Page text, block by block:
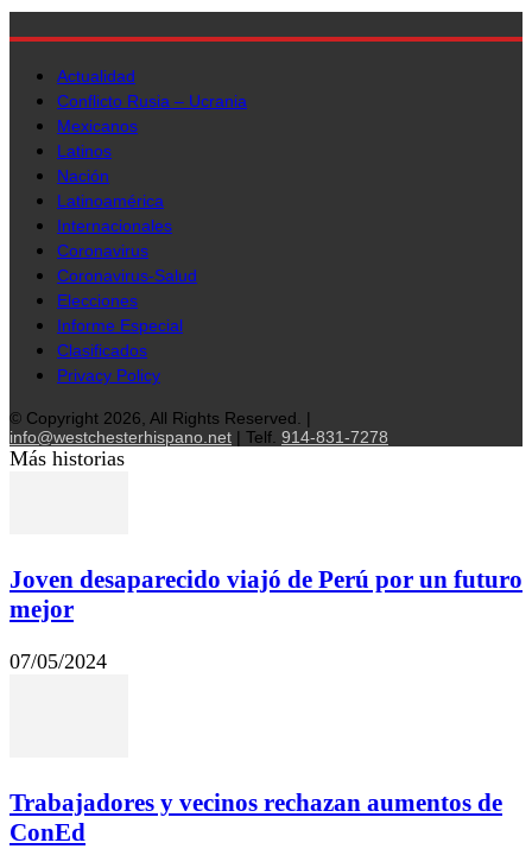
Actualidad
Conflicto Rusia – Ucrania
Mexicanos
Latinos
Nación
Latinoamérica
Internacionales
Coronavirus
Coronavirus-Salud
Elecciones
Informe Especial
Clasificados
Privacy Policy
© Copyright 2026, All Rights Reserved. |
info@westchesterhispano.net | Telf. 914-831-7278
Más historias
Joven desaparecido viajó de Perú por un futuro
mejor
07/05/2024
Trabajadores y vecinos rechazan aumentos de
ConEd